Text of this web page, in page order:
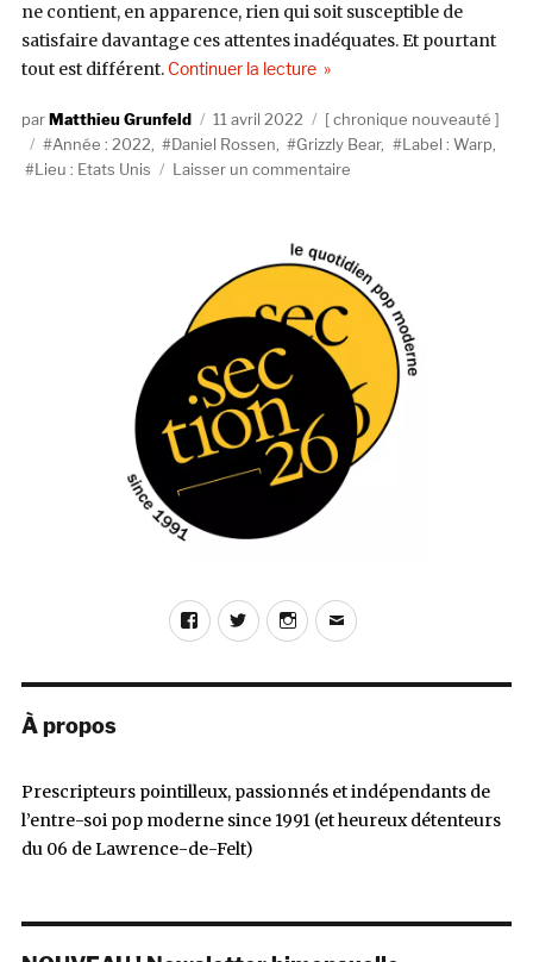
ne contient, en apparence, rien qui soit susceptible de
satisfaire davantage ces attentes inadéquates. Et pourtant
tout est différent. Continuer la lecturede « Daniel Rossen, You
AuteurMatthieu Grunfeld
Publié
le
11 avril 2022 Catégories
chronique nouveauté
Étiquettes
Année : 2022 Daniel Rossen Grizzly Bear, Label : Warp
Lieu : Etats Unis
Laisser un commentaire
Belong
There
(Warp
Kuroneko)
FacebookTwitterInstagram
E-
À propos
Prescripteurs pointilleux, passionnés et indépendants de
l’entre-soi pop moderne since 1991 (et heureux détenteurs
du 06 de Lawrence-de-Felt)